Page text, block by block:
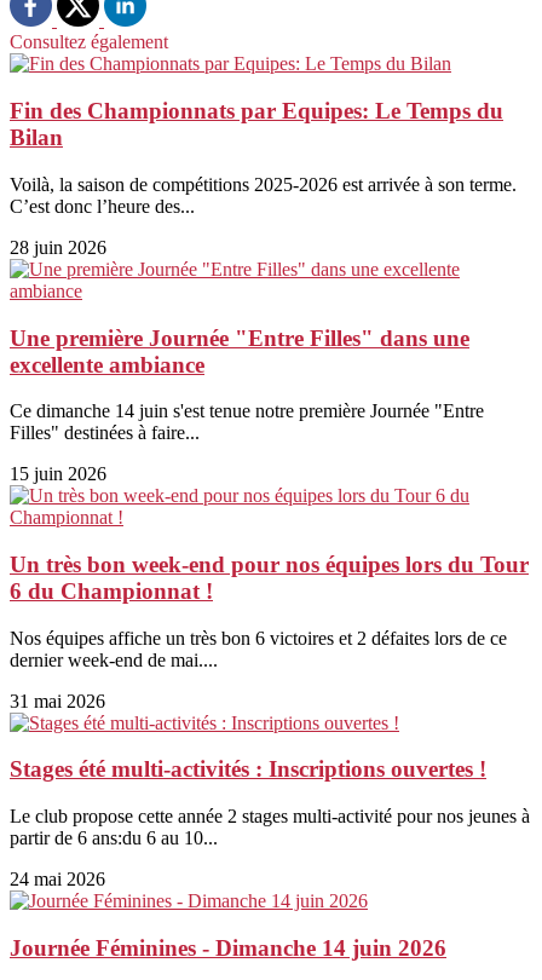
Consultez également
Fin des Championnats par Equipes: Le Temps du
Bilan
Voilà, la saison de compétitions 2025-2026 est arrivée à son terme.
C’est donc l’heure des...
28 juin 2026
Une première Journée "Entre Filles" dans une
excellente ambiance
Ce dimanche 14 juin s'est tenue notre première Journée "Entre
Filles" destinées à faire...
15 juin 2026
Un très bon week-end pour nos équipes lors du Tour
6 du Championnat !
Nos équipes affiche un très bon 6 victoires et 2 défaites lors de ce
dernier week-end de mai....
31 mai 2026
Stages été multi-activités : Inscriptions ouvertes !
Le club propose cette année 2 stages multi-activité pour nos jeunes à
partir de 6 ans:du 6 au 10...
24 mai 2026
Journée Féminines - Dimanche 14 juin 2026